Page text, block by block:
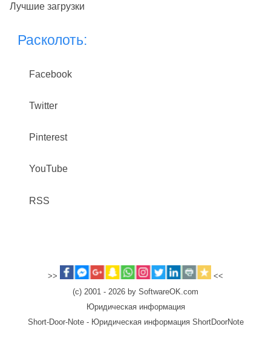
Лучшие загрузки
Расколоть:
Facebook
Twitter
Pinterest
YouTube
RSS
>>
<<
(c) 2001 - 2026 by SoftwareOK.com
Юридическая информация
Short-Door-Note - Юридическая информация ShortDoorNote